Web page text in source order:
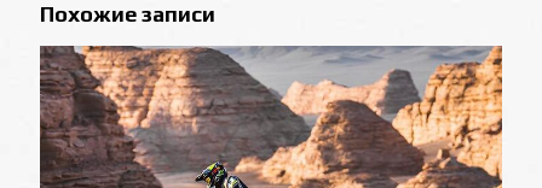
Похожие записи